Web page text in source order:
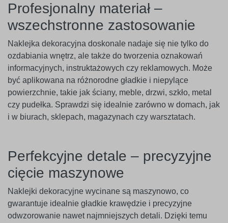
Profesjonalny materiał –
wszechstronne zastosowanie
Naklejka dekoracyjna doskonale nadaje się nie tylko do
ozdabiania wnętrz, ale także do tworzenia oznakowań
informacyjnych, instruktażowych czy reklamowych. Może
być aplikowana na różnorodne gładkie i niepylące
powierzchnie, takie jak ściany, meble, drzwi, szkło, metal
czy pudełka. Sprawdzi się idealnie zarówno w domach, jak
i w biurach, sklepach, magazynach czy warsztatach.
Perfekcyjne detale – precyzyjne
cięcie maszynowe
Naklejki dekoracyjne wycinane są maszynowo, co
gwarantuje idealnie gładkie krawędzie i precyzyjne
odwzorowanie nawet najmniejszych detali. Dzięki temu